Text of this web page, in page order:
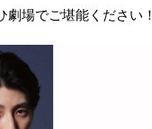
場でご堪能ください！